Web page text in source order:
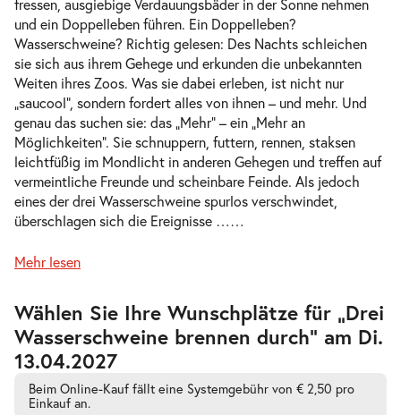
Drei Wasserschweine brennen durch-
Sa.
Sa. 10.04.2027
17:00–18:15 Uhr
Drei Wasserschweine brennen durch
10:30–11:45 Uhr
Tickets
fressen, ausgiebige Verdauungsbäder in der Sonne nehmen
und ein Doppelleben führen. Ein Doppelleben?
Wasserschweine? Richtig gelesen: Des Nachts schleichen
sie sich aus ihrem Gehege und erkunden die unbekannten
Weiten ihres Zoos. Was sie dabei erleben, ist nicht nur
„saucool“, sondern fordert alles von ihnen – und mehr. Und
genau das suchen sie: das „Mehr“ – ein „Mehr an
Möglichkeiten“. Sie schnuppern, futtern, rennen, staksen
leichtfüßig im Mondlicht in anderen Gehegen und treffen auf
vermeintliche Freunde und scheinbare Feinde. Als jedoch
eines der drei Wasserschweine spurlos verschwindet,
überschlagen sich die Ereignisse ……
Mehr lesen
Wählen Sie Ihre Wunschplätze für „Drei
Wasserschweine brennen durch” am Di.
13.04.2027
Beim Online-Kauf fällt eine Systemgebühr von € 2,50 pro
Einkauf an.
Zur
barrierefreien
automatischen
Bestplatzwahl